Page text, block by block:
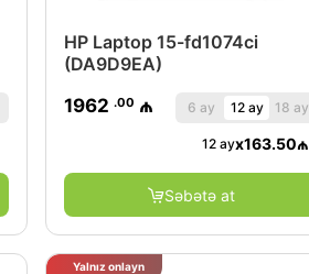
HP Laptop 15-fd1074ci
(DA9D9EA)
1962 .00 ₼ 6 ay 12 ay 18 ay
12 ayx163.50₼
Səbətə at
Yalnız onlayn